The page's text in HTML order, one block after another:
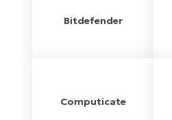
Bitdefender
Computicate